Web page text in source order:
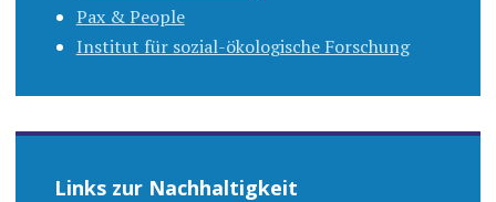
Pax & People
Institut für sozial-ökologische Forschung
Links zur Nachhaltigkeit